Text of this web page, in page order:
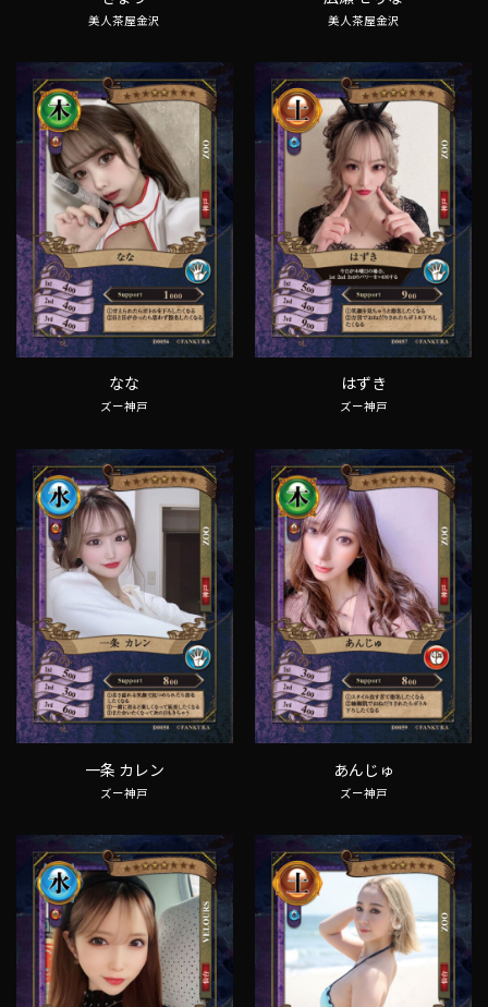
美人茶屋金沢 美人茶屋金沢
なな
ズー神戸
はずき
ズー神戸
一条 カレン
ズー神戸
あんじゅ
ズー神戸